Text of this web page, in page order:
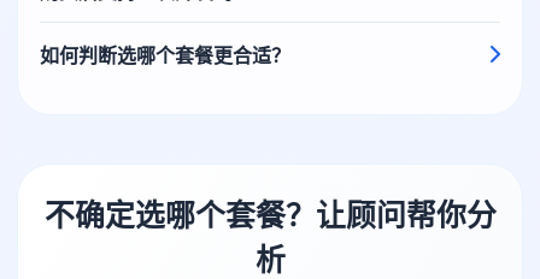
如何判断选哪个套餐更合适？
不确定选哪个套餐？让顾问帮你分
析